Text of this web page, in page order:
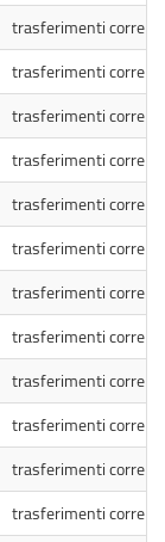
trasferimenti correnti
trasferimenti correnti
trasferimenti correnti
trasferimenti correnti
trasferimenti correnti
trasferimenti correnti
trasferimenti correnti
trasferimenti correnti
trasferimenti correnti
trasferimenti correnti
trasferimenti correnti
trasferimenti correnti